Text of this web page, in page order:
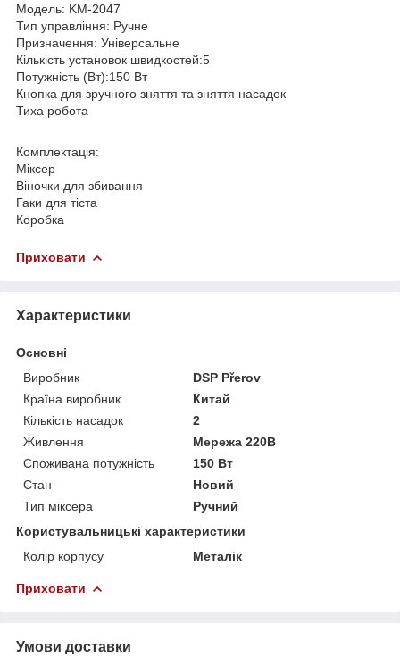
Модель: KM-2047
Тип управління: Ручне
Призначення: Універсальне
Кількість установок швидкостей:5
Потужність (Вт):150 Вт
Кнопка для зручного зняття та зняття насадок
Тиха робота
Комплектація:
Міксер
Віночки для збивання
Гаки для тіста
Коробка
Приховати
Характеристики
Основні
Виробник
DSP Přerov
Країна виробник
Китай
Кількість насадок
2
Живлення
Мережа 220В
Споживана потужність
150 Вт
Стан
Новий
Тип міксера
Ручний
Користувальницькі характеристики
Колір корпусу
Металік
Приховати
Умови доставки